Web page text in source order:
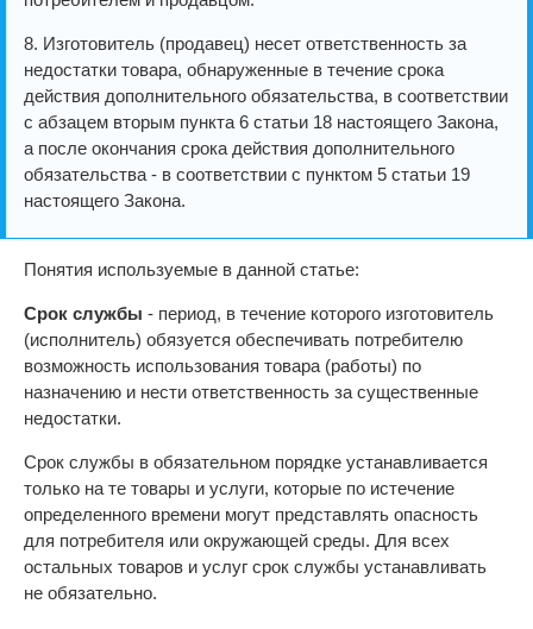
8. Изготовитель (продавец) несет ответственность за
недостатки товара, обнаруженные в течение срока
действия дополнительного обязательства, в соответствии
с абзацем вторым пункта 6 статьи 18 настоящего Закона,
а после окончания срока действия дополнительного
обязательства - в соответствии с пунктом 5 статьи 19
настоящего Закона.
Понятия используемые в данной статье:
Срок службы - период, в течение которого изготовитель
(исполнитель) обязуется обеспечивать потребителю
возможность использования товара (работы) по
назначению и нести ответственность за существенные
недостатки.
Срок службы в обязательном порядке устанавливается
только на те товары и услуги, которые по истечение
определенного времени могут представлять опасность
для потребителя или окружающей среды. Для всех
остальных товаров и услуг срок службы устанавливать
не обязательно.